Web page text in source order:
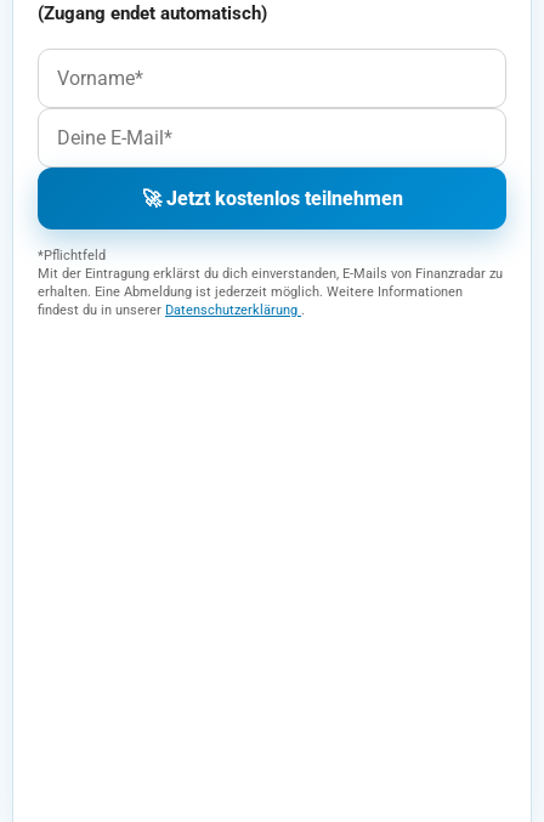
(Zugang endet automatisch)
🚀 Jetzt kostenlos teilnehmen
*Pflichtfeld
Mit der Eintragung erklärst du dich einverstanden, E-Mails von Finanzradar zu
erhalten. Eine Abmeldung ist jederzeit möglich. Weitere Informationen
findest du in unserer Datenschutzerklärung .